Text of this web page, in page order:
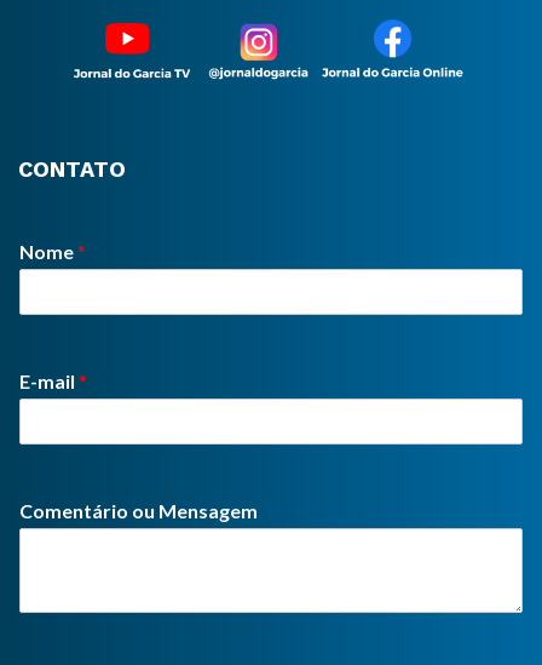
CONTATO
Nome*
E-mail *
Comentário ou Mensagem